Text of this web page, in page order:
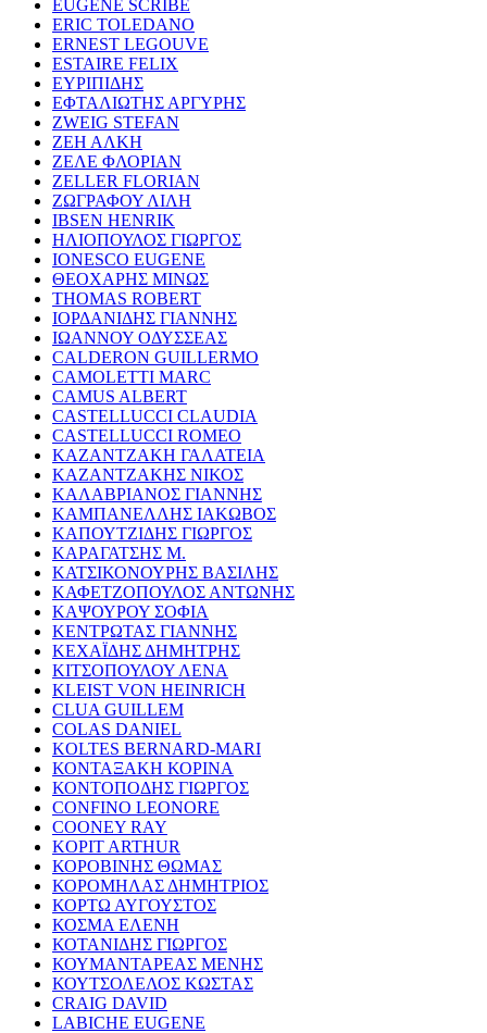
EUGENE SCRIBE
ERIC TOLEDANO
ERNEST LEGOUVE
ESTAIRE FELIX
ΕΥΡΙΠΙΔΗΣ
ΕΦΤΑΛΙΩΤΗΣ ΑΡΓΥΡΗΣ
ZWEIG STEFAN
ΖΕΗ ΑΛΚΗ
ΖΕΛΕ ΦΛΟΡΙΑΝ
ZELLER FLORIAN
ΖΩΓΡΑΦΟΥ ΛΙΛΗ
IBSEN HENRIK
ΗΛΙΟΠΟΥΛΟΣ ΓΙΩΡΓΟΣ
IONESCO EUGENE
ΘΕΟΧΑΡΗΣ ΜΙΝΩΣ
THOMAS ROBERT
ΙΟΡΔΑΝΙΔΗΣ ΓΙΑΝΝΗΣ
ΙΩΑΝΝΟΥ ΟΔΥΣΣΕΑΣ
CALDERON GUILLERMO
CAMOLETTI MARC
CAMUS ALBERT
CASTELLUCCI CLAUDIA
CASTELLUCCI ROMEO
ΚΑΖΑΝΤΖΑΚΗ ΓΑΛΑΤΕΙΑ
ΚΑΖΑΝΤΖΑΚΗΣ ΝΙΚΟΣ
ΚΑΛΑΒΡΙΑΝΟΣ ΓΙΑΝΝΗΣ
ΚΑΜΠΑΝΕΛΛΗΣ ΙΑΚΩΒΟΣ
ΚΑΠΟΥΤΖΙΔΗΣ ΓΙΩΡΓΟΣ
ΚΑΡΑΓΑΤΣΗΣ Μ.
ΚΑΤΣΙΚΟΝΟΥΡΗΣ ΒΑΣΙΛΗΣ
ΚΑΦΕΤΖΟΠΟΥΛΟΣ ΑΝΤΩΝΗΣ
ΚΑΨΟΥΡΟΥ ΣΟΦΙΑ
ΚΕΝΤΡΩΤΑΣ ΓΙΑΝΝΗΣ
ΚΕΧΑΪΔΗΣ ΔΗΜΗΤΡΗΣ
ΚΙΤΣΟΠΟΥΛΟΥ ΛΕΝΑ
KLEIST VON HEINRICH
CLUA GUILLEM
COLAS DANIEL
KOLTES BERNARD-MARI
ΚΟΝΤΑΞΑΚΗ ΚΟΡΙΝΑ
ΚΟΝΤΟΠΟΔΗΣ ΓΙΩΡΓΟΣ
CONFINO LEONORE
COONEY RAY
KOPIT ARTHUR
ΚΟΡΟΒΙΝΗΣ ΘΩΜΑΣ
ΚΟΡΟΜΗΛΑΣ ΔΗΜΗΤΡΙΟΣ
ΚΟΡΤΩ ΑΥΓΟΥΣΤΟΣ
ΚΟΣΜΑ ΕΛΕΝΗ
ΚΟΤΑΝΙΔΗΣ ΓΙΩΡΓΟΣ
ΚΟΥΜΑΝΤΑΡΕΑΣ ΜΕΝΗΣ
ΚΟΥΤΣΟΛΕΛΟΣ ΚΩΣΤΑΣ
CRAIG DAVID
LABICHE EUGENE